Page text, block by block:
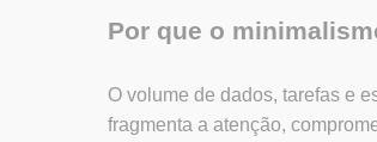
Por que o
O volume de dados, tarefas e
fragmenta a atenção,